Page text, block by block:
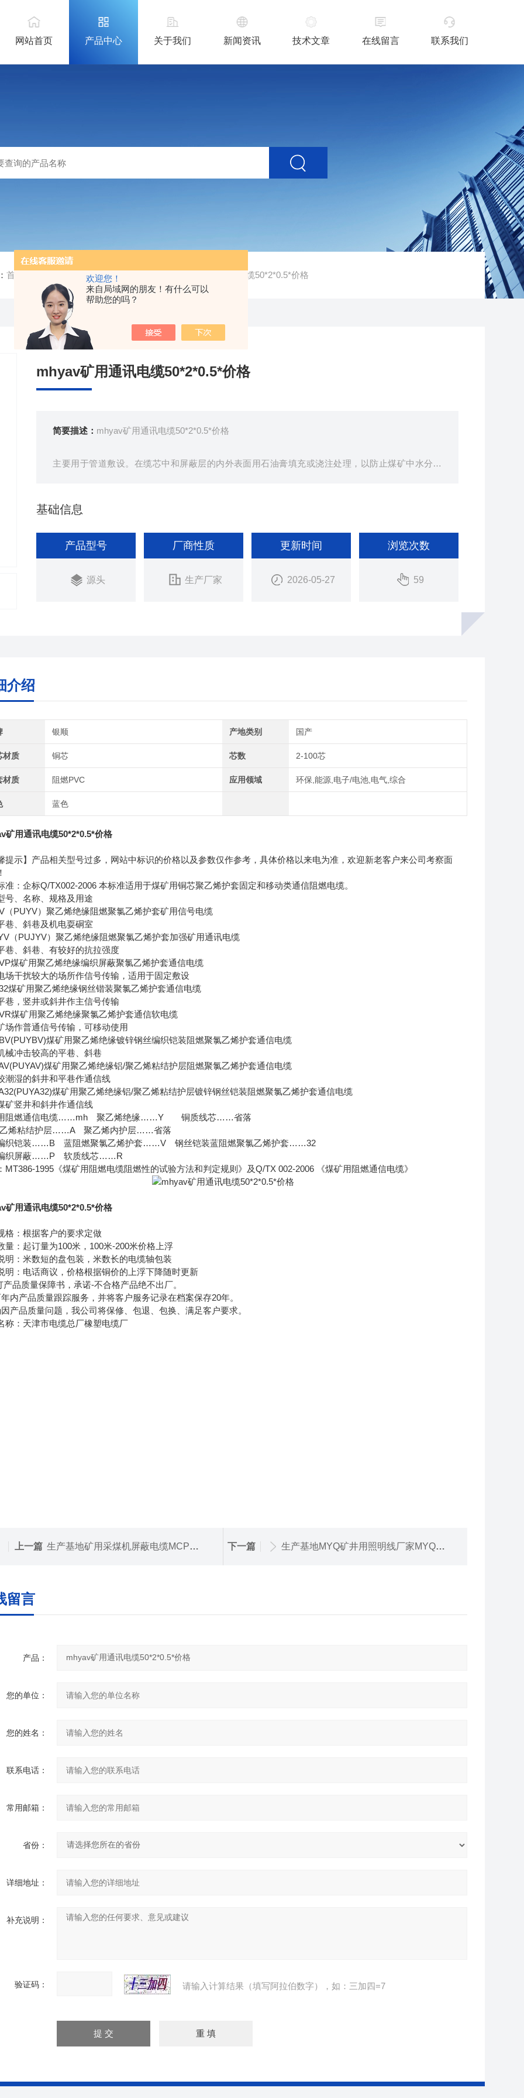
欢迎您！
来自局域网的朋友！有什么可以
帮助您的吗？
网站首页 产品中心 关于我们 新闻资讯 技术文章 在线留言 联系我们
首页 / /矿用通信电缆 / 源头mhyav矿用通讯电缆50*2*0.5*价格
mhyav矿用通讯电缆50*2*0.5*价格
简要描述： mhyav矿用通讯电缆50*2*0.5*价格
主要用于管道敷设。在缆芯中和屏蔽层的内外表面用石油膏填充或浇注处理，以防止煤矿中水分侵
基础信息
产品型号
源头
厂商性质
生产厂家
更新时间
2026-05-27
浏览次数
59
介绍
银顺 产地类别 国产
材质 铜芯 芯数 2-100芯
材质 阻燃PVC 应用领域 环保,能源,电子/电池,电气,综合
蓝色
矿用通讯电缆50*2*0.5*价格
提示】产品相关型号过多，网站中标识的价格以及参数仅作参考，具体价格以来电为准，欢迎新老客户来公司考察面
准：企标Q/TX002-2006 本标准适用于煤矿用铜芯聚乙烯护套固定和移动类通信阻燃电缆。
号、名称、规格及用途
（PUYV）聚乙烯绝缘阻燃聚氯乙烯护套矿用信号电缆
巷、斜巷及机电耍硐室
（PUJYV）聚乙烯绝缘阻燃聚氯乙烯护套加强矿用通讯电缆
巷、斜巷、有较好的抗拉强度
煤矿用聚乙烯绝缘编织屏蔽聚氯乙烯护套通信电缆
场干扰较大的场所作信号传输，适用于固定敷设
煤矿用聚乙烯绝缘钢丝锴装聚氯乙烯护套通信电缆
巷，竖井或斜井作主信号传输
煤矿用聚乙烯绝缘聚氯乙烯护套通信软电缆
场作普通信号传输，可移动使用
煤矿用聚乙烯绝缘镀锌钢丝编织铠装阻燃聚氯乙烯护套通信电缆
械冲击较高的平巷、斜巷
煤矿用聚乙烯绝缘铝/聚乙烯粘结护层阻燃聚氯乙烯护套通信电缆
潮湿的斜井和平巷作通信线
煤矿用聚乙烯绝缘铝/聚乙烯粘结护层镀锌钢丝铠装阻燃聚氯乙烯护套通信电缆
矿竖井和斜井作通信线
阻燃通信电缆……mh 聚乙烯绝缘……Y 铜质线芯……省落
烯粘结护层……A 聚乙烯内护层……省落
织铠装……B 蓝阻燃聚氯乙烯护套……V 钢丝铠装蓝阻燃聚氯乙烯护套……32
织屏蔽……P 软质线芯……R
MT386-1995《煤矿用阻燃电缆阻燃性的试验方法和判定规则》及Q/TX 002-2006 《煤矿用阻燃通信电缆》
矿用通讯电缆50*2*0.5*价格
格：根据客户的要求定做
量：起订量为100米，100米-200米价格上浮
明：米数短的盘包装，米数长的电缆轴包装
明：电话商议，价格根据铜价的上浮下降随时更新
产品质量保障书，承诺-不合格产品绝不出厂。
内产品质量跟踪服务，并将客户服务记录在档案保存20年。
产品质量问题，我公司将保修、包退、包换、满足客户要求。
称：天津市电缆总厂橡塑电缆厂
上一篇 生产基地矿用采煤机屏蔽电缆MCP-0.66/1.14KV 价格 下一篇 生产基地MYQ矿井用照明线厂家MYQ防爆电缆线500V
留言
产品：
您的单位：
您的姓名：
联系电话：
常用邮箱：
省份：
详细地址：
补充说明：
验证码： 请输入计算结果（填写阿拉伯数字），如：三加四=7